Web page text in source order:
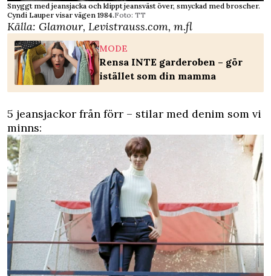
Snyggt med jeansjacka och klippt jeansväst över, smyckad med broscher.
Cyndi Lauper visar vägen 1984.Foto: TT
Källa: Glamour, Levistrauss.com, m.fl
MODE
Rensa INTE garderoben – gör
istället som din mamma
5 jeansjackor från förr – stilar med denim som vi
minns: